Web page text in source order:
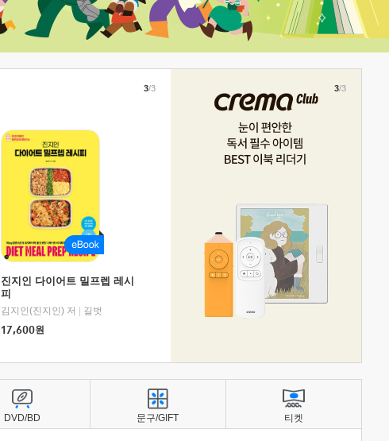
진지인 다이어트 밀프렙 레시
피
김지인(진지인) 저
길벗
17,600원
3/3 3/3
DVD/BD 문구/GIFT 티켓